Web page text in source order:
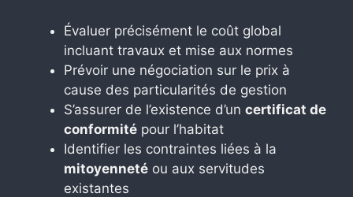
Évaluer précisément le coût global
incluant travaux et mise aux normes
Prévoir une négociation sur le prix à
cause des particularités de gestion
S’assurer de l’existence d’un certificat de
conformité pour l’habitat
Identifier les contraintes liées à la
mitoyenneté ou aux servitudes
existantes